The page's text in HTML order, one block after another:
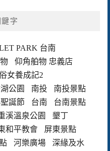
字
PARK 台南
仰角舶物 忠義店
女養成記2
公園 南投
南投景點
誕節 台南
台南景點
溪溫泉公園
墾丁
和平教會
屏東景點
河樂廣場
深緣及水